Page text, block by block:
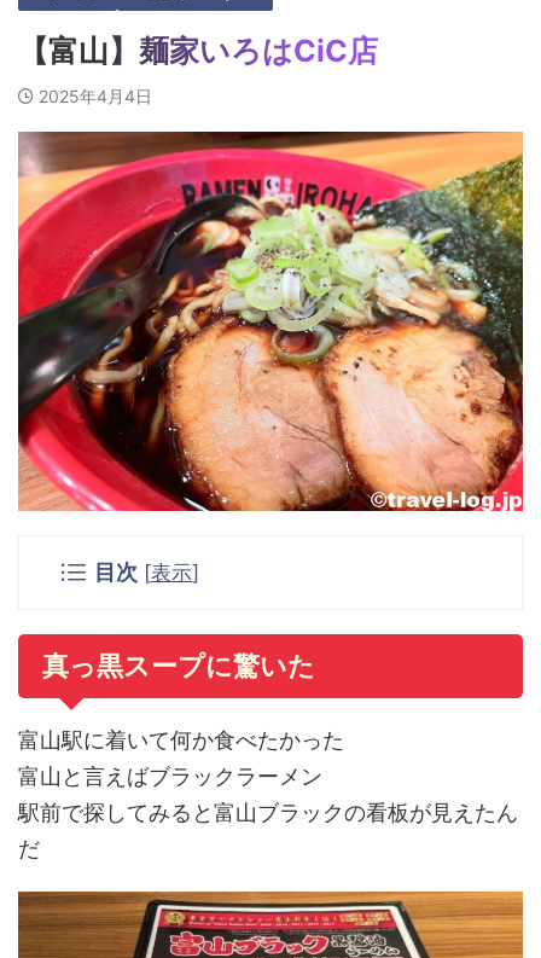
【富山】麺家いろはCiC店
2025年4月4日
目次 [表示]
真っ黒スープに驚いた
富山駅に着いて何か食べたかった
富山と言えばブラックラーメン
駅前で探してみると富山ブラックの看板が見えたん
だ